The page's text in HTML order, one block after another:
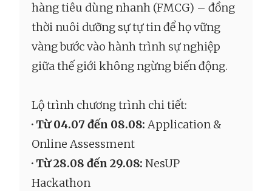
hàng tiêu dùng nhanh (FMCG) – đồng
thời nuôi dưỡng sự tự tin để họ vững
vàng bước vào hành trình sự nghiệp
giữa thế giới không ngừng biến động.
Lộ trình chương trình chi tiết:
· Từ 04.07 đến 08.08: Application &
Online Assessment
· Từ 28.08 đến 29.08: NesUP
Hackathon